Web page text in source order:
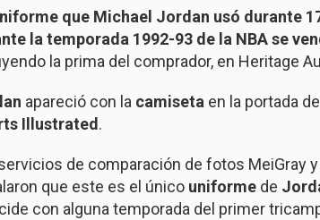
que Michael Jordan usó durante
la temporada 1992-93 de la NBA se
la prima del comprador, en Heritage
apareció con la camiseta en la portada
Illustrated.
de comparación de fotos MeiGray
que este es el único uniforme de
con alguna temporada del primer